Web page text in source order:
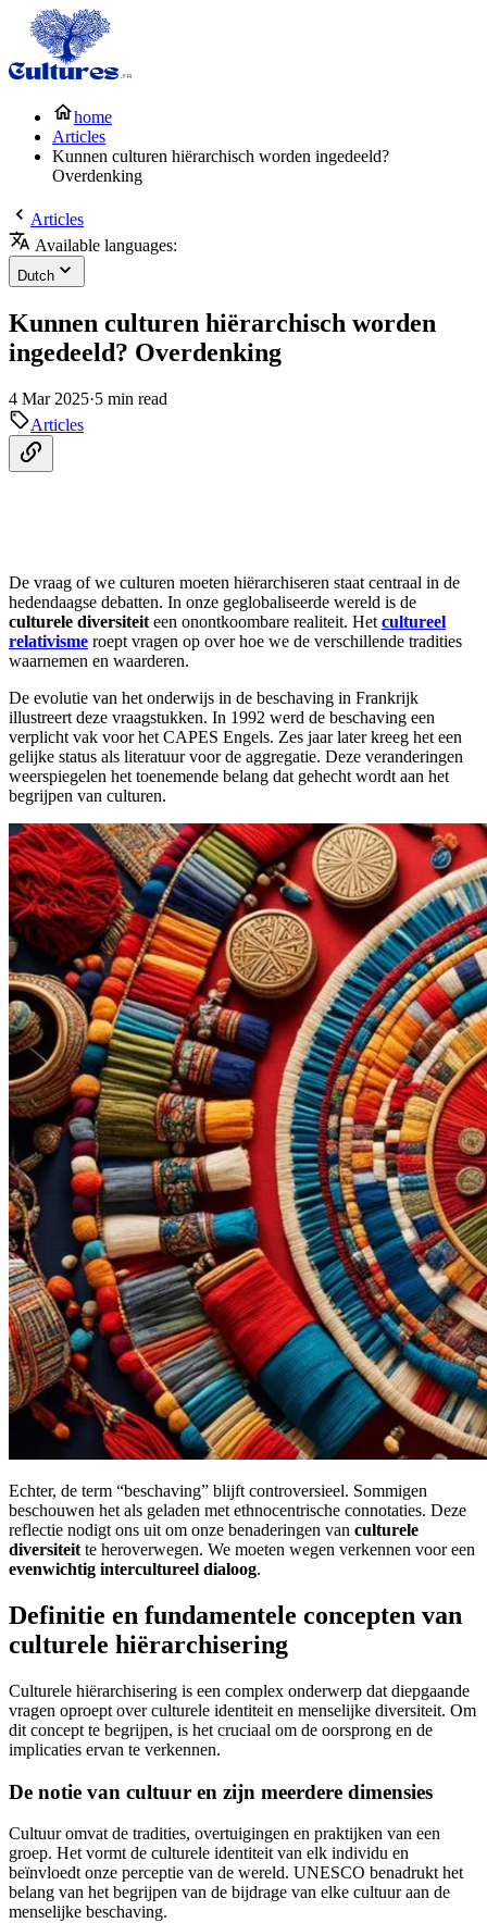
home
Articles
Kunnen culturen hiërarchisch worden ingedeeld?
Overdenking
Articles
Available languages:
Dutch
Kunnen culturen hiërarchisch worden
ingedeeld? Overdenking
4 Mar 2025·5 min read
Articles
De vraag of we culturen moeten hiërarchiseren staat centraal in de
hedendaagse debatten. In onze geglobaliseerde wereld is de
culturele diversiteit een onontkoombare realiteit. Het cultureel
relativisme roept vragen op over hoe we de verschillende tradities
waarnemen en waarderen.
De evolutie van het onderwijs in de beschaving in Frankrijk
illustreert deze vraagstukken. In 1992 werd de beschaving een
verplicht vak voor het CAPES Engels. Zes jaar later kreeg het een
gelijke status als literatuur voor de aggregatie. Deze veranderingen
weerspiegelen het toenemende belang dat gehecht wordt aan het
begrijpen van culturen.
Echter, de term “beschaving” blijft controversieel. Sommigen
beschouwen het als geladen met ethnocentrische connotaties. Deze
reflectie nodigt ons uit om onze benaderingen van culturele
diversiteit te heroverwegen. We moeten wegen verkennen voor een
evenwichtig intercultureel dialoog.
Definitie en fundamentele concepten van
culturele hiërarchisering
Culturele hiërarchisering is een complex onderwerp dat diepgaande
vragen oproept over culturele identiteit en menselijke diversiteit. Om
dit concept te begrijpen, is het cruciaal om de oorsprong en de
implicaties ervan te verkennen.
De notie van cultuur en zijn meerdere dimensies
Cultuur omvat de tradities, overtuigingen en praktijken van een
groep. Het vormt de culturele identiteit van elk individu en
beïnvloedt onze perceptie van de wereld. UNESCO benadrukt het
belang van het begrijpen van de bijdrage van elke cultuur aan de
menselijke beschaving.